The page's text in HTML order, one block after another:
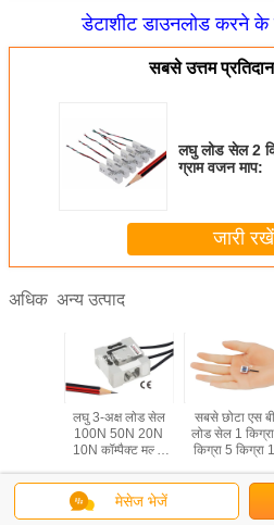
डेटाशीट डाउनलोड करने के
सबसे उत्तम
लघु लोड सेल 2
ग्राम वजन माप:
जारी रखें
अधिक अन्य उत्पाद
सेंसर
लघु 3-अक्ष लोड सेल
100N 50N 20N
10N कॉम्पैक्ट मल्टी
सबसे छोटा एस
लोड सेल 1
किग्रा 5 किग्रा 10
एस टाइप फोर्स
मेसेज भेजें